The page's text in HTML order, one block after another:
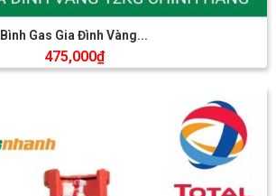
Bình Gas Gia Đình Vàng...
475,000₫